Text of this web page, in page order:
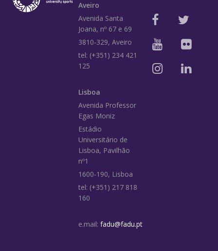
Aveiro
Avenida Santa
Joana, nº 67 e 69
3810-329, Aveiro
tel: (+351) 234 421
125
Lisboa
Avenida Professor
Egas Moniz
Estádio
Universitário de
Lisboa, Pavilhão
nº1
1600-190, Lisboa
tel: (+351) 217 818
160
e.mail: fadu@fadu.pt